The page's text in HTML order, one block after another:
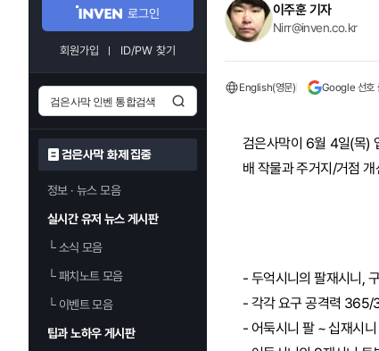
로그인
회원가입 ID/PW 찾기
검은사막 화제 집중
정보 · 뉴스 모음
실시간 유저 뉴스 게시판
└소식 모음
└패치노트 모음
└이벤트 모음
팁과 노하우 게시판
이주훈 기자
Nirr@inven.co.kr
English(영문) Google 선호
검은사막이 6월 4일(목)
배 작물과 주거지/거점
- 두억시니의 팔재시니,
- 각각 요구 공격력
- 어둑시니 팔 ~ 십재시